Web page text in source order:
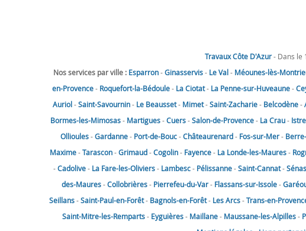
Travaux Côte D'Azur- Dans le
Nos services par ville : Esparron-Ginasservis- Le Val- Méounes-lès-
en-Provence- Roquefort-la-Bédoule- La Ciotat- La Penne-sur-Huveaune-
Auriol-Saint-Savournin- Le Beausset- Mimet-Saint-Zacharie- Belcodène-
Bormes-les-Mimosas- Martigues-Cuers-Salon-de-Provence- La Crau-
Ollioules-Gardanne- Port-de-Bouc-Châteaurenard- Fos-sur-Mer-
Maxime-Tarascon-Grimaud-Cogolin- Fayence- La Londe-les-Maures-
-Cadolive- La Fare-les-Oliviers- Lambesc- Pélissanne-Saint-Cannat-Sénas
des-Maures-Collobrières- Pierrefeu-du-Var- Flassans-sur-Issole-
Seillans-Saint-Paul-en-Forêt- Bagnols-en-Forêt- Les Arcs-Trans-en-
Saint-Mitre-les-Remparts- Eyguières- Maillane- Maussane-les-Alpilles-